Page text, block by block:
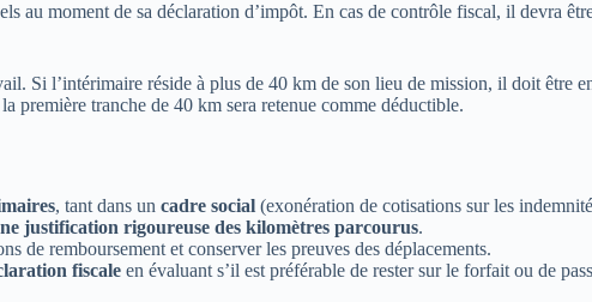
au moment de sa déclaration d’impôt. En cas de contrôle fiscal, il devra
Si l’intérimaire réside à plus de 40 km de son lieu de mission, il doit être
première tranche de 40 km sera retenue comme déductible.
, tant dans un cadre social (exonération de cotisations sur les
justification rigoureuse des kilomètres parcourus.
de remboursement et conserver les preuves des déplacements.
fiscale en évaluant s’il est préférable de rester sur le forfait ou de